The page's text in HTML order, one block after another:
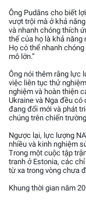
Ông Pudāns cho biết
vượt trội mà ở khả
và nhanh chóng thích
thế của họ là khả năng
Họ có thể nhanh
mô lớn.”
Ông nói thêm rằng lực
việc liên tục thử
nghiệm và hoàn thiện
Ukraine và Nga đều có
đang đổi mới và phát
chúng trên chiến
Ngược lại, lực lượng
nhiều và kinh nghiệm
Trong một cuộc tập
tranh ở Estonia, các
từ xa trong vòng chưa
Khung thời gian năm